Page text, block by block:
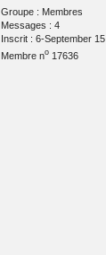
Groupe : Membres
Messages : 4
Inscrit : 6-September 15
Membre no17636